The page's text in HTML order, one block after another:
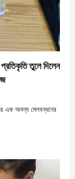
প্রতিকৃতি তুলে দিলেন
এক অনন্য মেলবন্ধনের